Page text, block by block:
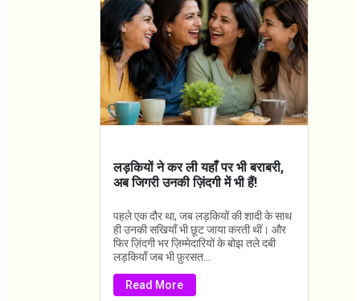
लड़कियों ने कर ली यहाँ पर भी बराबरी,
अब जिगरी उनकी ज़िंदगी में भी हैं!
पहले एक दौर था, जब लड़कियों की शादी के साथ
ही उनकी सखियाँ भी छूट जाया करती थीं। और
फिर ज़िंदगी भर ज़िम्मेदारियों के बोझ तले दबी
लड़कियाँ जब भी फ़ुरसत...
Read More